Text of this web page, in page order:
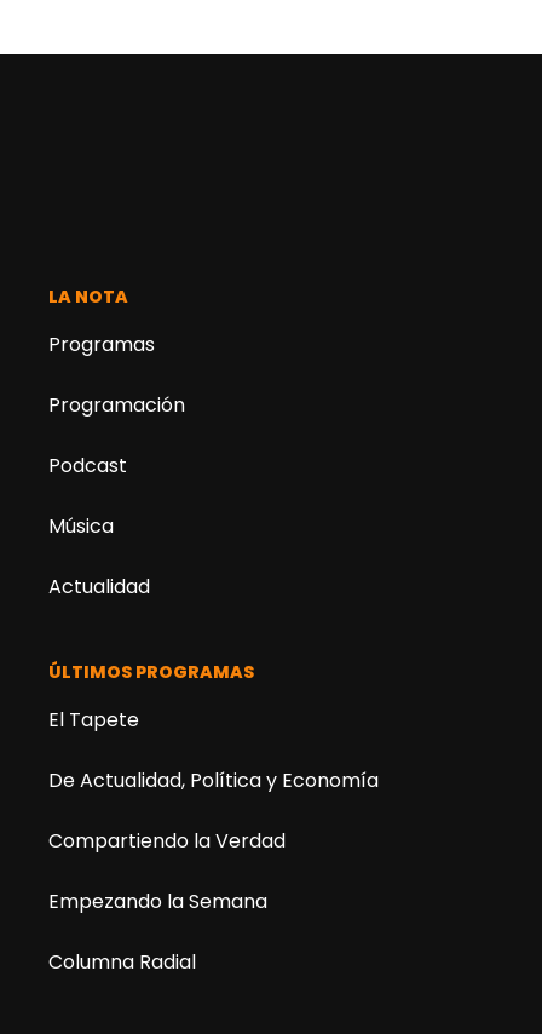
LA NOTA
Programas
Programación
Podcast
Música
Actualidad
ÚLTIMOS PROGRAMAS
El Tapete
De Actualidad, Política y Economía
Compartiendo la Verdad
Empezando la Semana
Columna Radial